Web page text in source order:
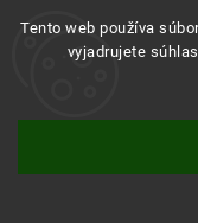
Tento web používa
vyjadrujete
Copyright 2026